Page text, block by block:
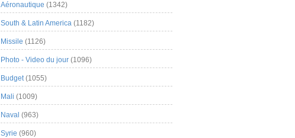
Aéronautique (1342)
South & Latin America (1182)
Missile (1126)
Photo - Video du jour (1096)
Budget(1055)
Mali (1009)
Naval (963)
Syrie (960)